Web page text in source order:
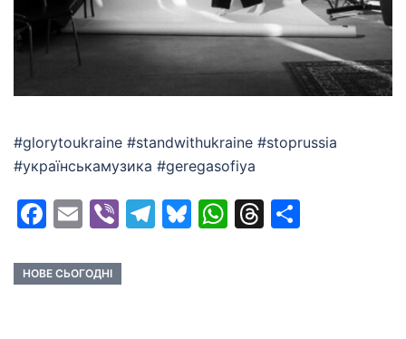
#glorytoukraine #standwithukraine #stoprussia
#українськамузика #geregasofiya
Facebook
EmailViberTelegram
Bluesky
WhatsApp
Threads
НОВЕ СЬОГОДНІ